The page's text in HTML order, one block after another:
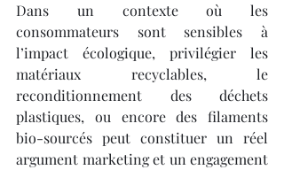
Dans un contexte où les
consommateurs sont sensibles à
l’impact écologique, privilégier les
matériaux recyclables, le
reconditionnement des déchets
plastiques, ou encore des filaments
bio-sourcés peut constituer un réel
argument marketing et un engagement